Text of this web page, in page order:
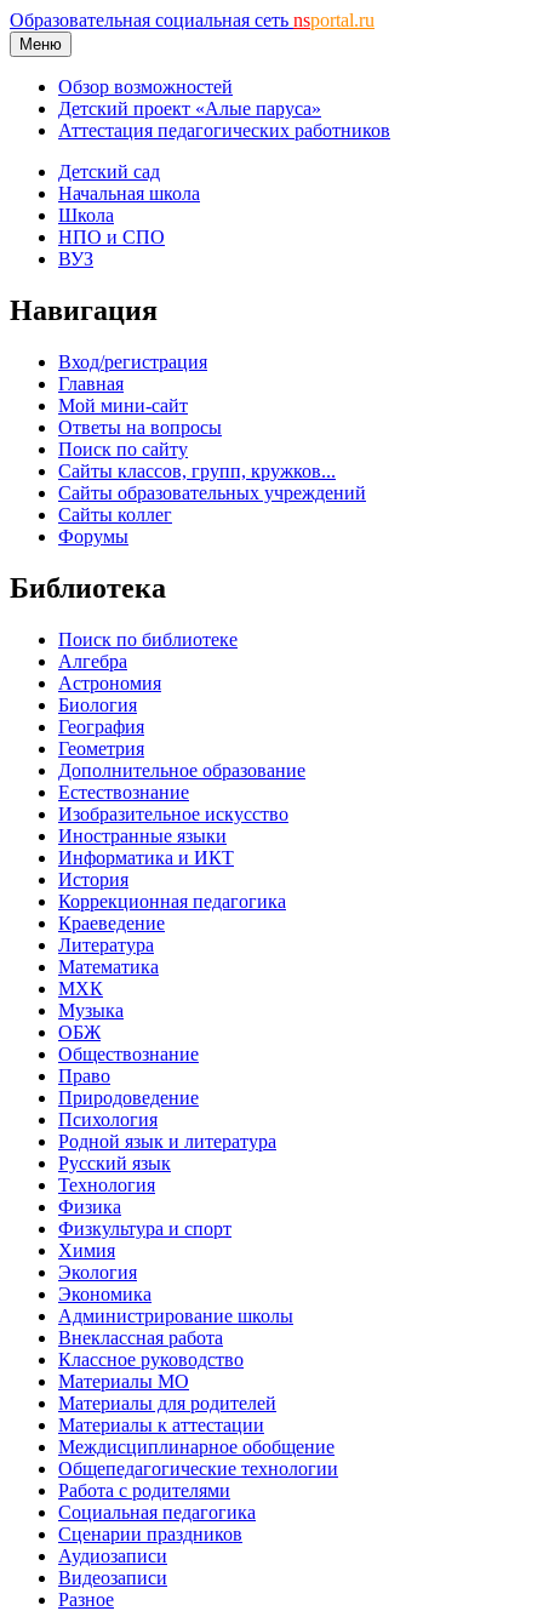
Образовательная социальная сеть nsportal.ru
Меню
Обзор возможностей
Детский проект «Алые паруса»
Аттестация педагогических работников
Детский сад
Начальная школа
Школа
НПО и СПО
ВУЗ
Навигация
Вход/регистрация
Главная
Мой мини-сайт
Ответы на вопросы
Поиск по сайту
Сайты классов, групп, кружков...
Сайты образовательных учреждений
Сайты коллег
Форумы
Библиотека
Поиск по библиотеке
Алгебра
Астрономия
Биология
География
Геометрия
Дополнительное образование
Естествознание
Изобразительное искусство
Иностранные языки
Информатика и ИКТ
История
Коррекционная педагогика
Краеведение
Литература
Математика
МХК
Музыка
ОБЖ
Обществознание
Право
Природоведение
Психология
Родной язык и литература
Русский язык
Технология
Физика
Физкультура и спорт
Химия
Экология
Экономика
Администрирование школы
Внеклассная работа
Классное руководство
Материалы МО
Материалы для родителей
Материалы к аттестации
Междисциплинарное обобщение
Общепедагогические технологии
Работа с родителями
Социальная педагогика
Сценарии праздников
Аудиозаписи
Видеозаписи
Разное